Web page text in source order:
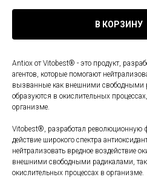
В КОРЗИНУ
Antiox от Vitobest® - это продукт,
агентов, которые помогают
вызванные как внешними свободными
образуются в окислительных
организме.
Vitobest®, разработал революционную
действие широкого спектра
нейтрализовать вредное воздействие
внешними свободными радикалами,
окислительных процессах в организме.